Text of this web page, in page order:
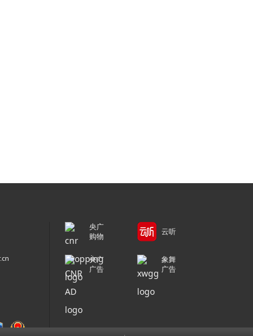
央广
购物
云听
央广
广告
象舞
广告